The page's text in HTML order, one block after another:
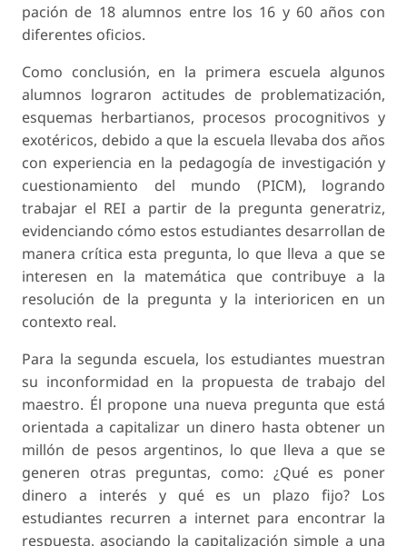
pación de 18 alumnos entre los 16 y 60 años con
diferentes oficios.
Como conclusión, en la primera escuela algunos
alumnos lograron actitudes de problematización,
esquemas herbartianos, procesos procognitivos y
exotéricos, debido a que la escuela llevaba dos años
con experiencia en la pedagogía de investigación y
cuestionamiento del mundo (PICM), logrando
trabajar el REI a partir de la pregunta generatriz,
evidenciando cómo estos estudiantes desarrollan de
manera crítica esta pregunta, lo que lleva a que se
interesen en la matemática que contribuye a la
resolución de la pregunta y la interioricen en un
contexto real.
Para la segunda escuela, los estudiantes muestran
su inconformidad en la propuesta de trabajo del
maes­tro. Él propone una nueva pregunta que está
orientada a capitalizar un dinero hasta obtener un
millón de pesos argentinos, lo que lleva a que se
generen otras preguntas, como: ¿Qué es poner
dinero a interés y qué es un plazo fijo? Los
estudiantes recurren a internet para encontrar la
respuesta, asociando la capitaliza­ción simple a una